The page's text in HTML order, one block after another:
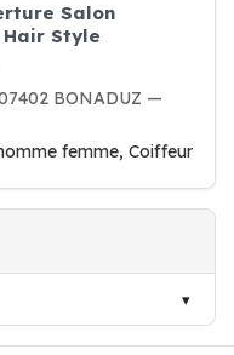
Salon
Style
BONADUZ —
femme, Coiffeur